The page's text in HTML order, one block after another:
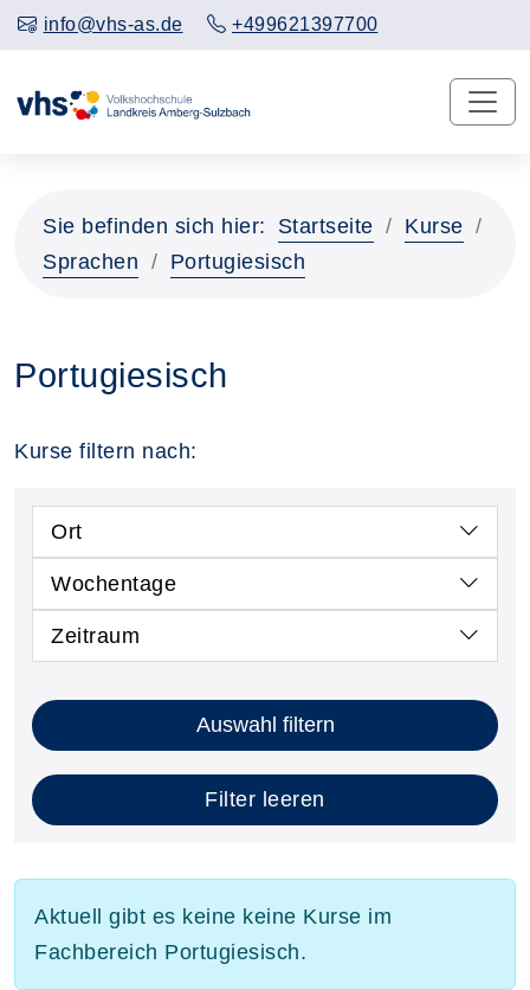
info@vhs-as.de +499621397700
Sie befinden sich hier: Startseite
Kurse
Sprachen
Portugiesisch
Portugiesisch
Kurse filtern nach:
Ort
Wochentage
Zeitraum
Auswahl filtern
Filter leeren
Aktuell gibt es keine keine Kurse im
Fachbereich Portugiesisch.